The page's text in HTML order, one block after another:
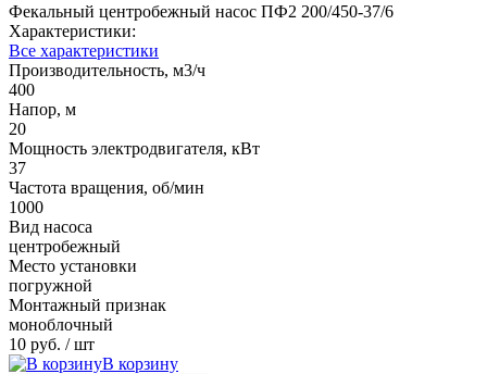
Фекальный центробежный насос ПФ2 200/450-37/6
Характеристики:
Все характеристики
Производительность, м3/ч
400
Напор, м
20
Мощность электродвигателя, кВт
37
Частота вращения, об/мин
1000
Вид насоса
центробежный
Место установки
погружной
Монтажный признак
моноблочный
10 руб. / шт
В корзину